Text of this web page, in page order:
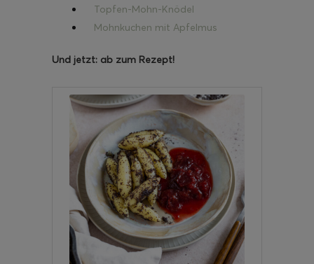
Topfen-Mohn-Knödel
Mohnkuchen mit Apfelmus
Und jetzt: ab zum Rezept!